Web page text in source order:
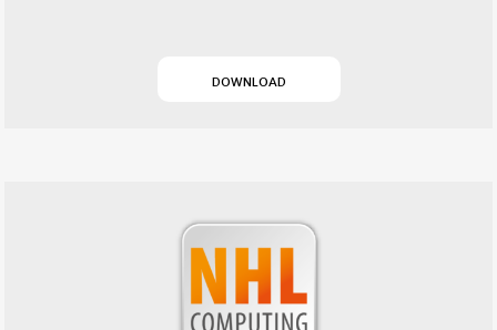
DOWNLOAD(SI APRE IN UN NUOVO